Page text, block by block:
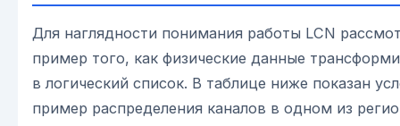
Для наглядности понимания работы LCN
пример того, как физические данные
в логический список. В таблице ниже показан
пример распределения каналов в одном из